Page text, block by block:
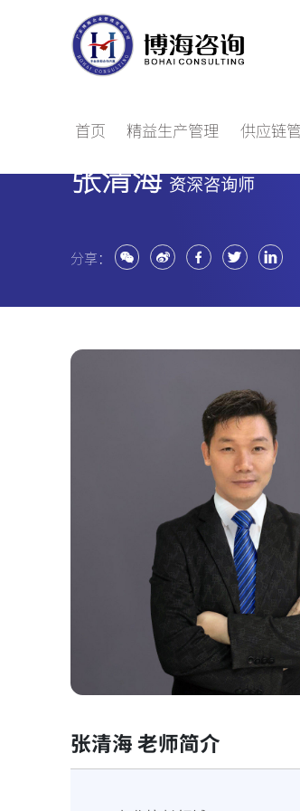
首页 精益生产管理 供应链
专家团队
张清海资深咨询师
分享：
张清海 老师简介